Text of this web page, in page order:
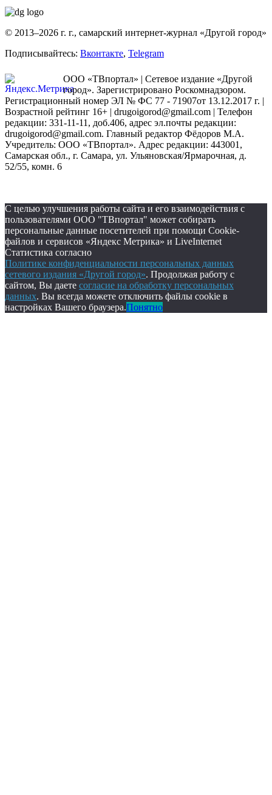
© 2013–2026 г. г., самарский интернет-журнал «Другой город»
Подписывайтесь: Вконтакте, Telegram
ООО «ТВпортал» | Сетевое издание «Другой
город». Зарегистрировано Роскомнадзором.
Регистрационный номер ЭЛ № ФС 77 - 71907от 13.12.2017 г. |
Возрастной рейтинг 16+ | drugoigorod@gmail.com | Телефон
редакции: 331-11-11, доб.406, адрес эл.почты редакции:
drugoigorod@gmail.com. Главный редактор Фёдоров М.А.
Учредитель: ООО «ТВпортал». Адрес редакции: 443001,
Самарская обл., г. Самара, ул. Ульяновская/Ярмарочная, д.
52/55, комн. 6
С целью улучшения работы сайта и его взаимодействия с
пользователями ООО "ТВпортал" может собирать
персональные данные посетителей при помощи Cookie-
файлов и сервисов «Яндекс Метрика» и LiveInternet
Статистика согласно
Политике конфиденциальности персональных данных
сетевого издания «Другой город». Продолжая работу с
сайтом, Вы даете согласие на обработку персональных
данных. Вы всегда можете отключить файлы cookie в
настройках Вашего браузера.Понятно